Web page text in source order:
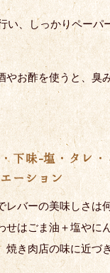
い、しっかりペーパ
やお酢を使うと、臭
下味-塩・タレ
ーション
レバーの美味しさは
せはごま油＋塩やに
焼き肉店の味に近づ